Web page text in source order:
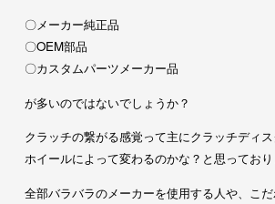
〇メーカー純正品
〇OEM部品
〇カスタムパーツメーカー品
が多いのではないでしょうか？
クラッチの繋がる感覚って主にクラッチディ
ホイールによって変わるのかな？と思っており
全部バラバラのメーカーを使用する人や、こ